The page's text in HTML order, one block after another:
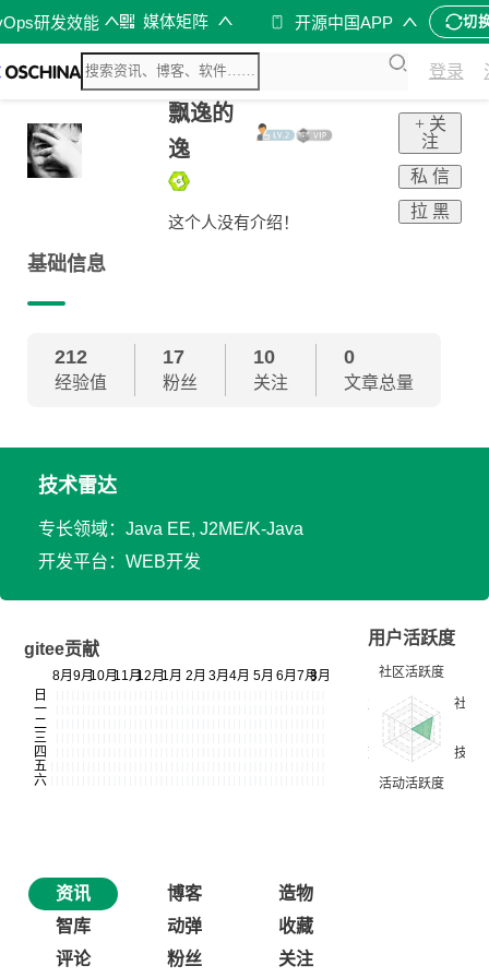
研发效能 媒体矩阵 开源中国APP 切
登录
飘逸的
逸
这个人没有介绍！
+ 关
注
私 信
拉 黑
基础信息
212
经验值
17
粉丝
10
关注
0
文章总量
技术雷达
专长领域：Java EE, J2ME/K-Java
开发平台：WEB开发
gitee贡献
用户活跃度
资讯 博客
造物
智库
动弹
收藏
评论
粉丝 关注